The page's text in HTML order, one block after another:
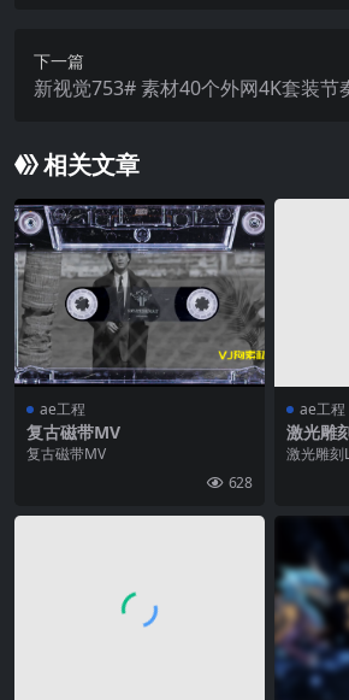
下一篇
新视觉753# 素材40个外网4K套装节
相关文章
ae工程
复古磁带MV
复古磁带MV
628
ae工程
激光雕
插件
激光雕刻